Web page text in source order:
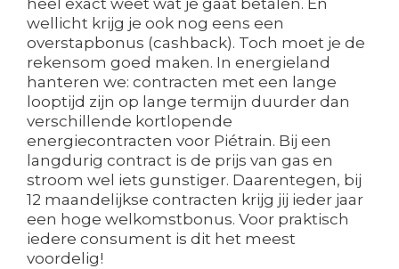
heel exact weet wat je gaat betalen. En
wellicht krijg je ook nog eens een
overstapbonus (cashback). Toch moet je de
rekensom goed maken. In energieland
hanteren we: contracten met een lange
looptijd zijn op lange termijn duurder dan
verschillende kortlopende
energiecontracten voor Piétrain. Bij een
langdurig contract is de prijs van gas en
stroom wel iets gunstiger. Daarentegen, bij
12 maandelijkse contracten krijg jij ieder jaar
een hoge welkomstbonus. Voor praktisch
iedere consument is dit het meest
voordelig!